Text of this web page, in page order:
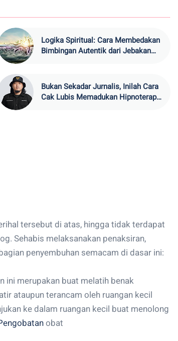
Logika Spiritual: Cara Membedakan
Bimbingan Autentik dari Jebakan
Bukan Sekadar Jurnalis, Inilah Cara
Cak Lubis Memadukan Hipnoterapi
tersebut di atas, hingga tidak terdapat
Sehabis melaksanakan penaksiran,
penyembuhan semacam di dasar ini:
ini merupakan buat melatih benak
ataupun terancam oleh ruangan kecil
ke dalam ruangan kecil buat menolong
obat